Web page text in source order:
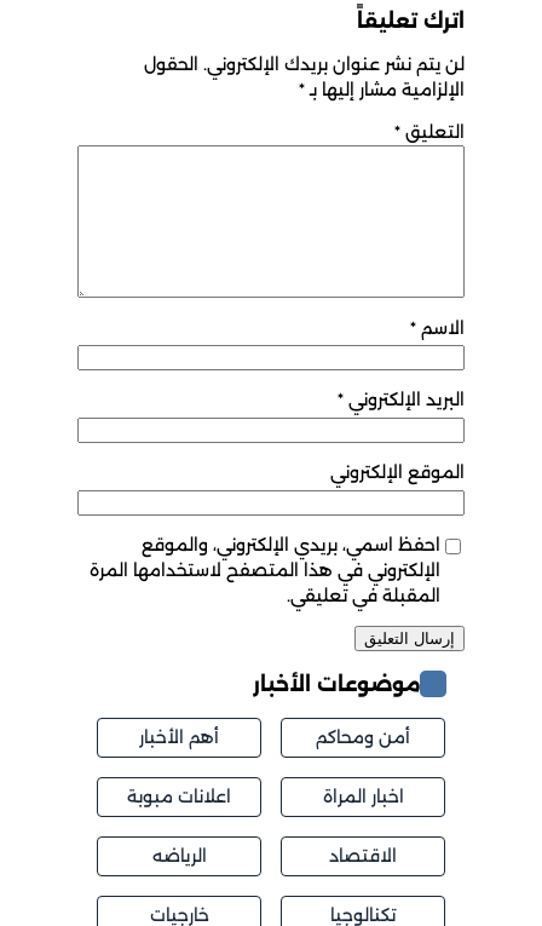
اترك تعليقاً
لن يتم نشر عنوان بريدك الإلكتروني. الحقول
الإلزامية مشار إليها بـ*
البريد الإلكتروني
الموقع الإلكتروني
احفظ اسمي، بريدي الإلكتروني، والموقع
الإلكتروني في هذا المتصفح لاستخدامها المرة
المقبلة في تعليقي.
موضوعات الأخبار
أمن ومحاكم أهم الأخبار
اخبار المراة اعلانات مبوبة